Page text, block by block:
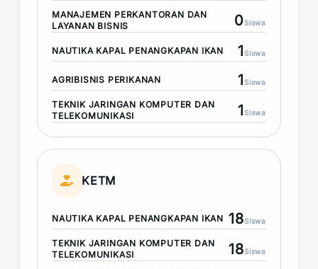
MANAJEMEN PERKANTORAN DAN
LAYANAN BISNIS
0Siswa
NAUTIKA KAPAL PENANGKAPAN IKAN 1Siswa
AGRIBISNIS PERIKANAN 1Siswa
TEKNIK JARINGAN KOMPUTER DAN
TELEKOMUNIKASI
1Siswa
KETM
NAUTIKA KAPAL PENANGKAPAN IKAN 18Siswa
TEKNIK JARINGAN KOMPUTER DAN
TELEKOMUNIKASI
18Siswa